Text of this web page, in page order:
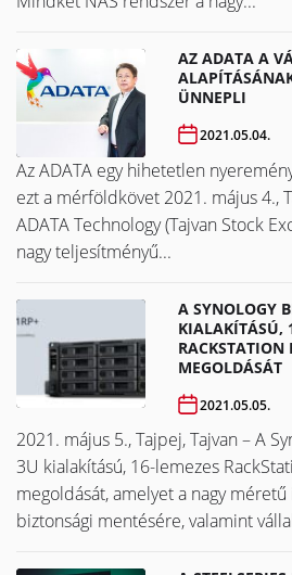
AZ ADATA A
ÜNNEPLI
2021.05.04.
Az ADATA egy hihetetlen
ezt a mérföldkövet ​​​​​​​2021. május 4.,
ADATA Technology (Tajvan Stock
nagy teljesítményű...
A SYNOLOGY
KIALAKÍTÁSÚ,
RACKSTATION
MEGOLDÁSÁT
2021.05.05.
2021. május 5., Tajpej, Tajvan – A
3U kialakítású, 16-lemezes
megoldását, amelyet a nagy
biztonsági mentésére, valamint